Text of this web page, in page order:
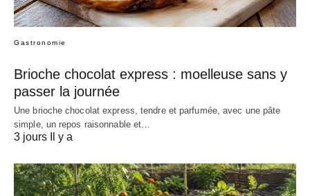
Gastronomie
Brioche chocolat express : moelleuse sans y
passer la journée
Une brioche chocolat express, tendre et parfumée, avec une pâte
simple, un repos raisonnable et…
3 jours Il y a